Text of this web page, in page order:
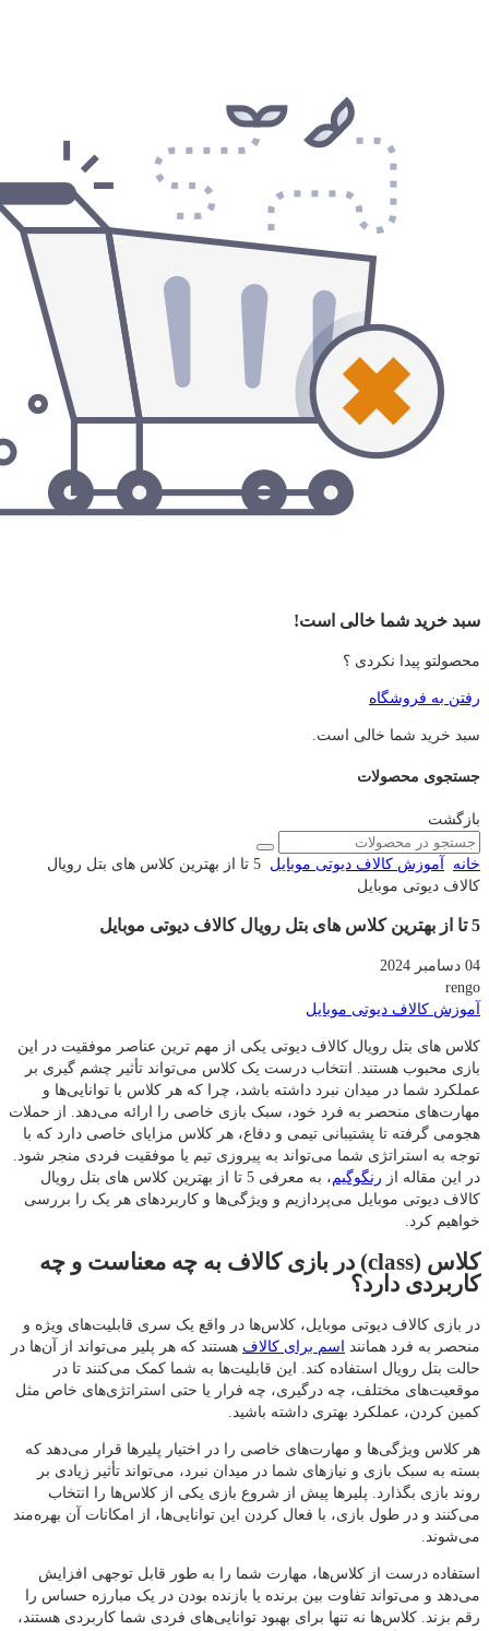
سبد خرید شما خالی است!
محصولتو پیدا نکردی ؟
رفتن به فروشگاه
سبد خرید شما خالی است.
جستجوی محصولات
بازگشت
خانه آموزش کالاف دیوتی موبایل
5 تا از بهترین کلاس های بتل رویال
کالاف دیوتی موبایل
5 تا از بهترین کلاس های بتل رویال کالاف دیوتی موبایل
04 دسامبر 2024
rengo
آموزش کالاف دیوتی موبایل
کلاس های بتل رویال کالاف دیوتی یکی از مهم‌ ترین عناصر موفقیت در این
بازی محبوب هستند. انتخاب درست یک کلاس می‌تواند تأثیر چشم‌ گیری بر
عملکرد شما در میدان نبرد داشته باشد، چرا که هر کلاس با توانایی‌ها و
مهارت‌های منحصر به فرد خود، سبک بازی خاصی را ارائه می‌دهد. از حملات
هجومی گرفته تا پشتیبانی تیمی و دفاع، هر کلاس مزایای خاصی دارد که با
توجه به استراتژی شما می‌تواند به پیروزی تیم یا موفقیت فردی منجر شود.
در این مقاله از رنگوگیم
، به معرفی 5 تا از بهترین کلاس های بتل رویال
کالاف دیوتی موبایل می‌پردازیم و ویژگی‌ها و کاربردهای هر یک را بررسی
خواهیم کرد.
کلاس (class) در بازی کالاف به چه معناست و چه
کاربردی دارد؟
در بازی کالاف دیوتی موبایل، کلاس‌ها در واقع یک سری قابلیت‌های ویژه و
منحصر به فرد همانند اسم برای کالاف هستند که هر پلیر می‌تواند از آن‌ها در
حالت بتل رویال استفاده کند. این قابلیت‌ها به شما کمک می‌کنند تا در
موقعیت‌های مختلف، چه درگیری، چه فرار یا حتی استراتژی‌های خاص مثل
کمین کردن، عملکرد بهتری داشته باشید.
هر کلاس ویژگی‌ها و مهارت‌های خاصی را در اختیار پلیرها قرار می‌دهد که
بسته به سبک بازی و نیازهای شما در میدان نبرد، می‌تواند تأثیر زیادی بر
روند بازی بگذارد. پلیرها پیش از شروع بازی یکی از کلاس‌ها را انتخاب
می‌کنند و در طول بازی، با فعال کردن این توانایی‌ها، از امکانات آن بهره‌مند
می‌شوند.
استفاده درست از کلاس‌ها، مهارت شما را به طور قابل توجهی افزایش
می‌دهد و می‌تواند تفاوت بین برنده یا بازنده بودن در یک مبارزه حساس را
رقم بزند. کلاس‌ها نه‌ تنها برای بهبود توانایی‌های فردی شما کاربردی هستند،